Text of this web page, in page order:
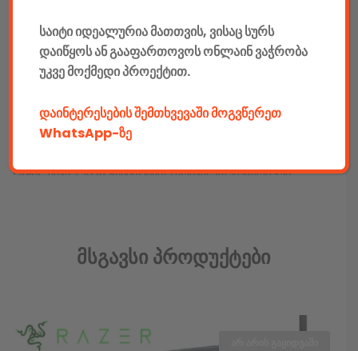
ღილაკების რაოდენობა: 87 + 12 დამატებითი ფუნქცია (FN)
კაბელის სიგრძე: 1,8 მ
Color: შავი + RGB განათებით (მრავალფუნქციონური,
ინტერფეისი: USB
Მსგავსი Პროდუქტები
საიტი იდეალურია მათთვის, ვისაც სურს
დაიწყოს ან გააფართოვოს ონლაინ ვაჭრობა
უკვე მოქმედი პროექტით.
დაინტერესების შემთხვევაში მოგვწერეთ
WhatsApp-ზე